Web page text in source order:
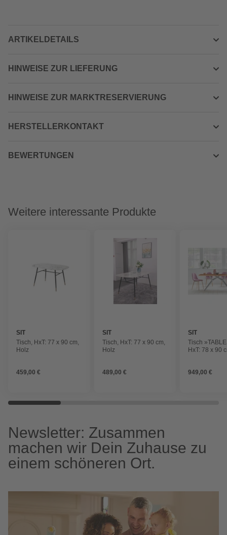
ARTIKELDETAILS
HINWEISE ZUR LIEFERUNG
HINWEISE ZUR MARKTRESERVIERUNG
HERSTELLERKONTAKT
BEWERTUNGEN
Weitere interessante Produkte
SIT
Tisch, HxT: 77 x 90 cm,
Holz
459,00 €
SIT
Tisch, HxT: 77 x 90 cm,
Holz
489,00 €
SIT
Tisch
HxT: 78 x 90
949,00 €
Newsletter: Zusammen
machen wir Dein Zuhause zu
einem schöneren Ort.